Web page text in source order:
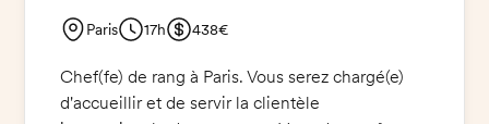
Paris 17h 438€
Chef(fe) de rang à Paris. Vous serez chargé(e)
d'accueillir et de servir la clientèle